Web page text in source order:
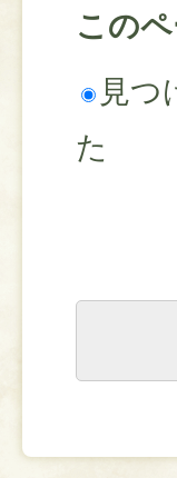
この
見つ
た